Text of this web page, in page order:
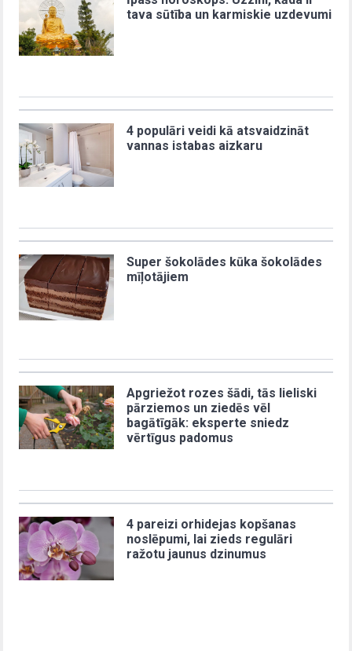
tava sūtība un karmiskie uzdevumi
4 populāri veidi kā atsvaidzināt
vannas istabas aizkaru
Super šokolādes kūka šokolādes
mīļotājiem
Apgriežot rozes šādi, tās lieliski
pārziemos un ziedēs vēl
bagātīgāk: eksperte sniedz
vērtīgus padomus
4 pareizi orhidejas kopšanas
noslēpumi, lai zieds regulāri
ražotu jaunus dzinumus